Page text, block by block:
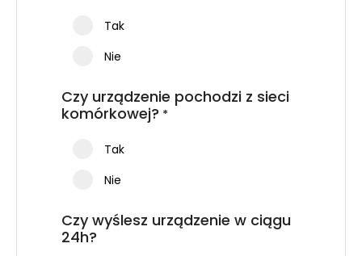
Tak
Nie
Czy urządzenie pochodzi z sieci
komórkowej? *
Tak
Nie
Czy wyślesz urządzenie w ciągu
24h?